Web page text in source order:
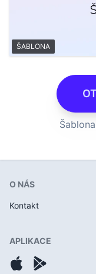
ŠABLONA
O NÁS
Kontakt
APLIKACE